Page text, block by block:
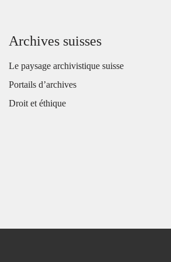
Archives suisses
Le paysage archivistique suisse
Portails d’archives
Droit et éthique